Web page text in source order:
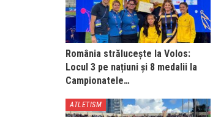
România strălucește la Volos:
Locul 3 pe națiuni și 8 medalii la
Campionatele…
ATLETISM